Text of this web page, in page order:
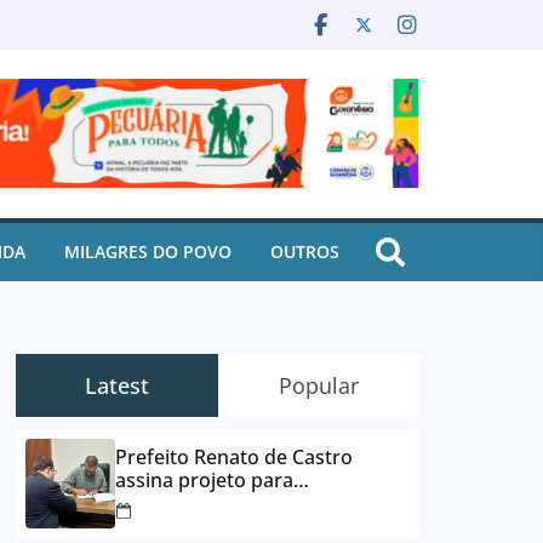
MILAGRES DO POVO OUTROS
Latest Popular
Prefeito Renato de Castro
assina projeto para
desbloqueio de contas e
parcelamento de dívidas em até